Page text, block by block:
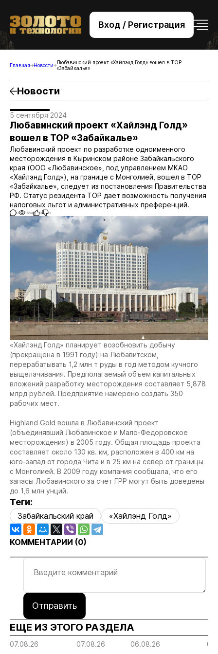
Вход / Регистрация
+7 (495) 221-76-32
bsv@zolteh.ru
Главная Новости
Любавинский проект «Хайлэнд Голд» вошел в ТОР
«Забайкалье»
Новости
5 сентября 2024
Любавинский проект «Хайлэнд Голд»
вошел в ТОР «Забайкалье»
Любавинский проект по разработке одноименного
месторождения в Кыринском районе Забайкальского
края (ООО «Любавинское», под управлением МКАО
«Хайлэнд Голд»), на границе с Монголией, вошел в ТОР
«Забайкалье», следует из постановления Правительства
РФ. Статус резидента ТОР дает возможность получения
налоговых льгот и административных преференций.
0 1584 0 0
«Хайлэнд Голд» планирует возобновить добычу
(прекращена в 1991 году) на Любавитском,
перерабатывать 1,2 млн т руды в год методом кучного
выщелачивания. Предполагаемый объем капитальных
вложений разработку месторождения составляет 5,878
млрд рублей. Предприятие намерено создать 350
рабочих мест.
Highland Gold вошла в Любавинский проект
(объединявший Любавинское и Мало-Федоровское
месторождения) в 2005 году. Общая площадь проекта
составляет около 130 кв. км, расположен в 400 км на
юго-запад от города Чита и в 25 км на север от границы
с Монголией. В 2009 году компания сообщала, что его
запасы Любавинского за счет ГРР могут быть доведены
до 1,6 млн унций.
Теги:
Забайкальский край «Хайлэнд Голд»
КОММЕНТАРИИ (0)
Отправить
ЕЩЕ ИЗ ЭТОГО РАЗДЕЛА
07.08.26 07.08.26 06.08.26